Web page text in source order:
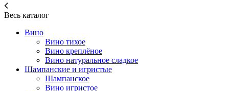
Весь каталог
Вино
Вино тихое
Вино креплёное
Вино натуральное сладкое
Шампанские и игристые
Шампанское
Вино игристое